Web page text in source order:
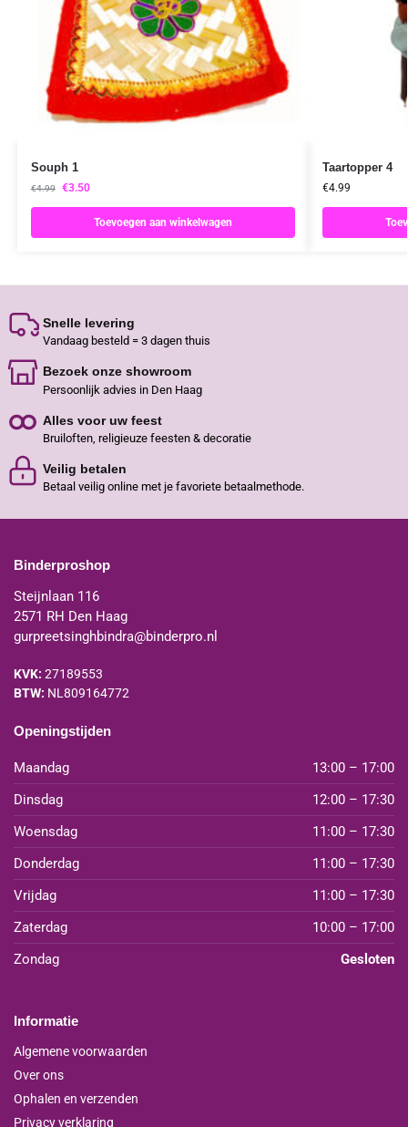
Souph 1
€4.99 €3.50
Toevoegen aan winkelwagen
Taartopper 4
€4.99
Snelle levering
Vandaag besteld = 3 dagen thuis
Bezoek onze showroom
Persoonlijk advies in Den Haag
Alles voor uw feest
Bruiloften, religieuze feesten & decoratie
Veilig betalen
Betaal veilig online met je favoriete betaalmethode.
Binderproshop
Steijnlaan 116
2571 RH Den Haag
gurpreetsinghbindra@binderpro.nl
KVK: 27189553
BTW: NL809164772
Openingstijden
Maandag
13:00 – 17:00
Dinsdag
12:00 – 17:30
Woensdag
11:00 – 17:30
Donderdag
11:00 – 17:30
Vrijdag
11:00 – 17:30
Zaterdag
10:00 – 17:00
Zondag
Gesloten
Informatie
Algemene voorwaarden
Over ons
Ophalen en verzenden
Privacy verklaring